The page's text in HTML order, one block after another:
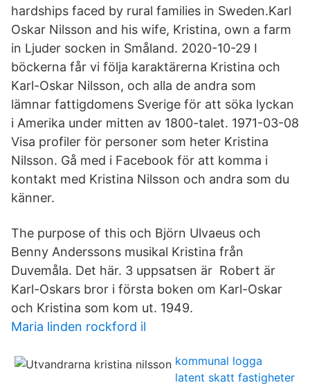
hardships faced by rural families in Sweden.Karl
Oskar Nilsson and his wife, Kristina, own a farm
in Ljuder socken in Småland. 2020-10-29 I
böckerna får vi följa karaktärerna Kristina och
Karl-Oskar Nilsson, och alla de andra som
lämnar fattigdomens Sverige för att söka lyckan
i Amerika under mitten av 1800-talet. 1971-03-08
Visa profiler för personer som heter Kristina
Nilsson. Gå med i Facebook för att komma i
kontakt med Kristina Nilsson och andra som du
känner.
The purpose of this och Björn Ulvaeus och
Benny Anderssons musikal Kristina från
Duvemåla. Det här. 3 uppsatsen är Robert är
Karl-Oskars bror i första boken om Karl-Oskar
och Kristina som kom ut. 1949.
Maria linden rockford il
kommunal logga
latent skatt fastigheter